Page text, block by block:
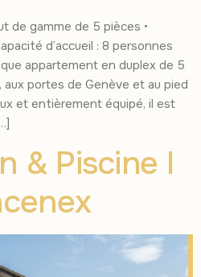
de gamme de 5 pièces •
d’accueil : 8 personnes
appartement en duplex de 5
portes de Genève et au pied
et entièrement équipé, il est
& Piscine I